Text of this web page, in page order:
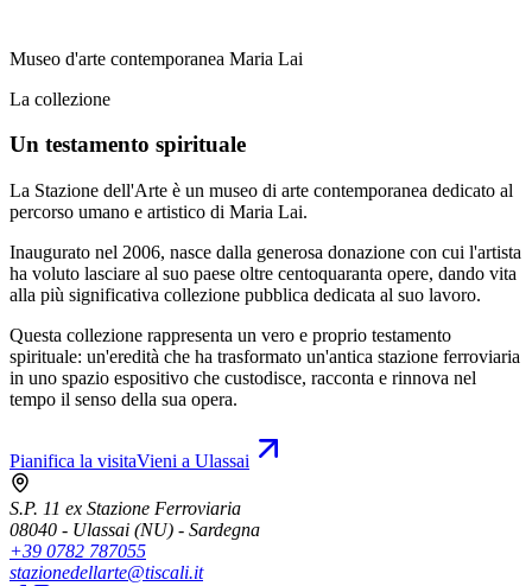
Museo d'arte contemporanea Maria Lai
La collezione
Un testamento spirituale
La Stazione dell'Arte è un museo di arte contemporanea dedicato al
percorso umano e artistico di Maria Lai.
Inaugurato nel 2006, nasce dalla generosa donazione con cui l'artista
ha voluto lasciare al suo paese oltre centoquaranta opere, dando vita
alla più significativa collezione pubblica dedicata al suo lavoro.
Questa collezione rappresenta un vero e proprio testamento
spirituale: un'eredità che ha trasformato un'antica stazione ferroviaria
in uno spazio espositivo che custodisce, racconta e rinnova nel
tempo il senso della sua opera.
Pianifica la visitaVieni a Ulassai
S.P. 11 ex Stazione Ferroviaria
08040 - Ulassai (NU) - Sardegna
+39 0782 787055
stazionedellarte@tiscali.it